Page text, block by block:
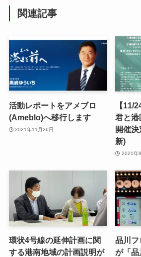
関連記事
活動レポートをアメブロ
(Ameblo)へ移行します
2021年11月26日
【11/
君と港
開催
新)
2021年
環状4号線の延伸計画に関
する港南地域の計画説明が
品川フ
が「品